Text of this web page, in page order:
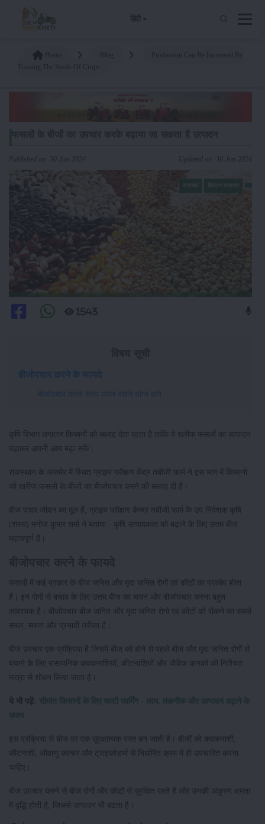
हिंदी
Published on: 30-Jun-2024 Updated on: 30-Jun-2024
1543
बीजोपचार करने के फायदे
बीजोपचार करते समय ध्यान रखने योग्य बाते
कृषि विभाग लगातार किसानों को सलाह देता रहता है ताकि वे खरीफ फसलों का उत्पादन
बढ़ाकर अपनी आय बढ़ा सकें।
राजस्थान के अजमेर में स्थित ग्राहृय परीक्षण केंद्र तबीजी फार्म ने इस भाग में किसानों
को खरीफ फसलों के बीजों का बीजोपचार करने की सलाह दी है।
बीज पादप जीवन का मूल हैं, ग्राहृय परीक्षण केन्द्र तबीजी फार्म के उप निदेशक कृषि
(शस्य) मनोज कुमार शर्मा ने बताया - कृषि उत्पादकता को बढ़ाने के लिए उत्तम बीज
महत्वपूर्ण हैं।
फसलों में कई प्रकार के बीज जनित और मृदा जनित रोगों एवं कीटों का प्रकोप होता
है। इन रोगों से बचाव के लिए उत्तम बीज का चयन और बीजोपचार करना बहुत
आवश्यक है। बीजोपचार बीज जनित और मृदा जनित रोगों एवं कीटों को रोकने का सबसे
सरल, सस्ता और प्रभावी तरीका है।
बीज उपचार एक प्रक्रिया है जिसमें बीज को बोने से पहले बीज और मृदा जनित रोगों से
बचाने के लिए रासायनिक कवकनाशियों, कीटनाशियों और जैविक कारकों की निश्चित
मात्रा से शोधन किया जाता है।
ये भी पढ़ें: सीमांत किसानों के लिए मल्टी फार्मिंग - लाभ, तकनीक और उत्पादन बढ़ाने के
उपाय
इस प्रक्रिया से बीज पर एक सुरक्षात्मक परत बन जाती है। बीजों को कवकनाशी,
कीटनाशी, जीवाणु कल्चर और ट्राइकोडर्मा से निर्धारित क्रम में ही उपचारित करना
चाहिए।
बीज उपचार करने से बीज रोगों और कीटों से सुरक्षित रहते हैं और उनकी अंकुरण क्षमता
में वृद्धि होती है, जिससे उत्पादन भी बढ़ता है।